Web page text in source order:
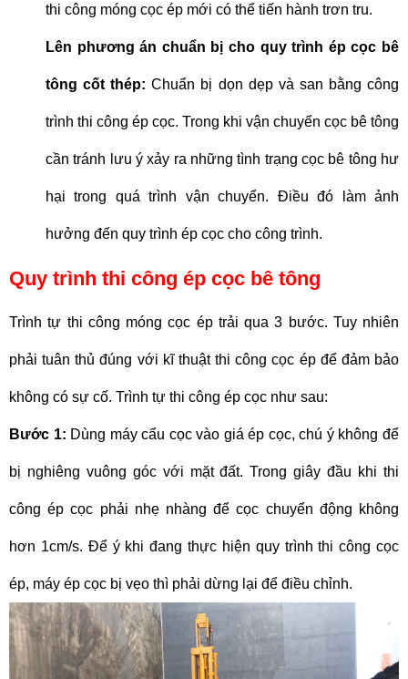
thi công móng cọc ép mới có thể tiến hành trơn tru.
Lên phương án chuẩn bị cho quy trình ép cọc bê
tông cốt thép:Chuẩn bị dọn dẹp và san bằng công
trình thi công ép cọc. Trong khi vận chuyển cọc bê tông
cần tránh lưu ý xảy ra những tình trạng cọc bê tông hư
hại trong quá trình vận chuyển. Điều đó làm ảnh
hưởng đến quy trình ép cọc cho công trình.
Quy trình thi công ép cọc bê tông
Trình tự thi công móng cọc ép trải qua 3 bước. Tuy nhiên
phải tuân thủ đúng với kĩ thuật thi công cọc ép để đảm bảo
không có sự cố. Trình tự thi công ép cọc như sau:
Bước 1: Dùng máy cẩu cọc vào giá ép cọc, chú ý không để
bị nghiêng vuông góc với mặt đất. Trong giây đầu khi thi
công ép cọc phải nhẹ nhàng để cọc chuyển động không
hơn 1cm/s. Để ý khi đang thực hiện quy trình thi công cọc
ép, máy ép cọc bị vẹo thì phải dừng lại để điều chỉnh.